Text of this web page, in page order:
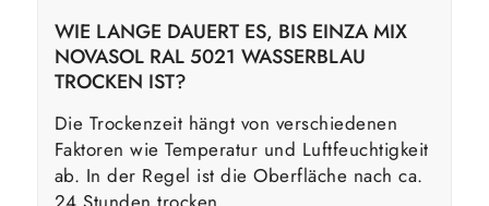
WIE LANGE DAUERT ES, BIS EINZA MIX
NOVASOL RAL 5021 WASSERBLAU
TROCKEN IST?
Die Trockenzeit hängt von verschiedenen
Faktoren wie Temperatur und Luftfeuchtigkeit
ab. In der Regel ist die Oberfläche nach ca.